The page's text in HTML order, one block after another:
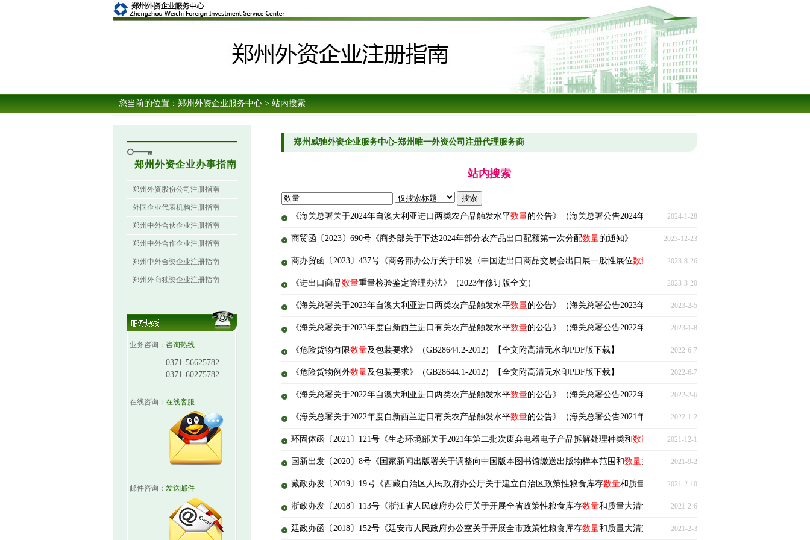
您当前的位置： 郑州外资企业服务中心 > 站内搜索
郑州外资企业办事指南
郑州外资股份公司注册指南
外国企业代表机构注册指南
郑州中外合伙企业注册指南
郑州中外合作企业注册指南
郑州中外合资企业注册指南
郑州外商独资企业注册指南
业务咨询： 咨询热线
0371-56625782
0371-60275782
在线咨询： 在线客服
邮件咨询： 发送邮件
郑州威驰外资企业服务中心-郑州唯一外资公司注册代理服务商
站内搜索
《海关总署关于2024年自澳大利亚进口两类农产品触发水平数量的公告》（海关总署公告2024年第7号）2024-1-28
商贸函〔2023〕690号《商务部关于下达2024年部分农产品出口配额第一次分配数量的通知》 2023-12-23
商办贸函〔2023〕437号《商务部办公厅关于印发〈中国进出口商品交易会出口展一般性展位数量 安排办法〉的通知》
2023-8-26
《进出口商品数量重量检验鉴定管理办法》（2023年修订版全文） 2023-3-20
《海关总署关于2023年自澳大利亚进口两类农产品触发水平数量的公告》（海关总署公告2023年第5号）2023-2-5
《海关总署关于2023年度自新西兰进口有关农产品触发水平数量的公告》（海关总署公告2022年第134号）2023-1-8
《危险货物有限数量及包装要求》（GB28644.2-2012）【全文附高清无水印PDF版下载】 2022-6-7
《危险货物例外数量及包装要求》（GB28644.1-2012）【全文附高清无水印PDF版下载】 2022-6-7
《海关总署关于2022年自澳大利亚进口两类农产品触发水平数量的公告》（海关总署公告2022年第14号）2022-2-6
《海关总署关于2022年度自新西兰进口有关农产品触发水平数量的公告》（海关总署公告2021年第122号）2022-1-2
环固体函〔2021〕121号《生态环境部关于2021年第二批次废弃电器电子产品拆解处理种类和数量 复核情况的函》
2021-12-1
国新出发〔2020〕8号《国家新闻出版署关于调整向中国版本图书馆缴送出版物样本范围和数量的通知》2021-9-2
藏政办发〔2019〕19号《西藏自治区人民政府办公厅关于建立自治区政策性粮食库存数量和质量大清查协调机制的通知》
2021-2-10
浙政办发〔2018〕113号《浙江省人民政府办公厅关于开展全省政策性粮食库存数量和质量大清查的通知》2021-2-6
延政办函〔2018〕152号《延安市人民政府办公室关于开展全市政策性粮食库存数量和质量大清查工作的通知》
2021-2-3